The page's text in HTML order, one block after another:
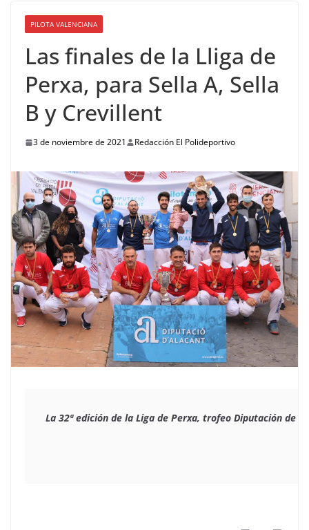
PILOTA VALENCIANA
Las finales de la Lliga de
Perxa, para Sella A, Sella
B y Crevillent
3 de noviembre de 2021 Redacción El Polideportivo
La 32ª edición de la Liga de Perxa, trofeo Diputación de